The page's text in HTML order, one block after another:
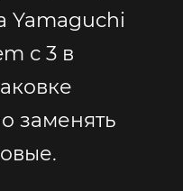
Yamaguchi
с 3 в
заменять